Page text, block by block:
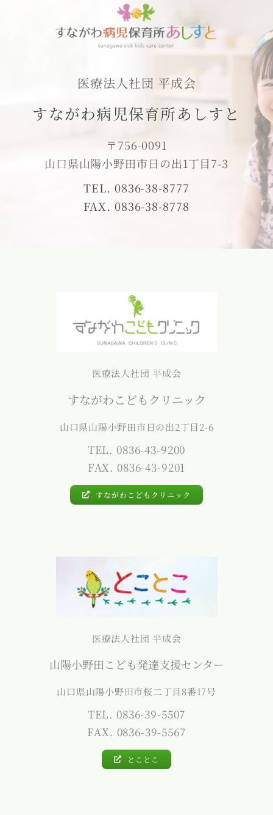
医療法人社団 平成会
すながわ病児保育所あしすと
〒756-0091
山口県山陽小野田市日の出1丁目7-3
TEL. 0836-38-8777
FAX. 0836-38-8778
医療法人社団 平成会
すながわこどもクリニック
山口県山陽小野田市日の出2丁目2-6
TEL. 0836-43-9200
FAX. 0836-43-9201
すながわこどもクリニック
医療法人社団 平成会
山陽小野田こども発達支援センター
山口県山陽小野田市桜二丁目8番17号
TEL. 0836-39-5507
FAX. 0836-39-5567
とことこ